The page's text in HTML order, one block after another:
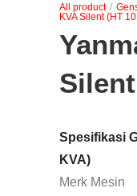
All product /
KVA Silent (HT
Spesifikasi
KVA)
Merk